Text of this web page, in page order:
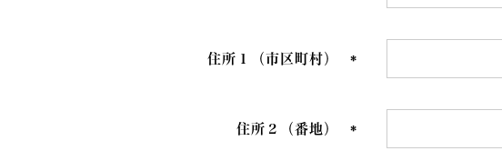
住所１（市区町村）
住所２（番地）